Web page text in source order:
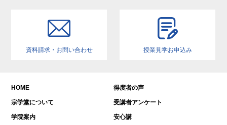
資料請求・お問い合わせ 授業見学お申込み
HOME
宗学堂について
学院案内
得度者の声
受講者アンケート
安心講